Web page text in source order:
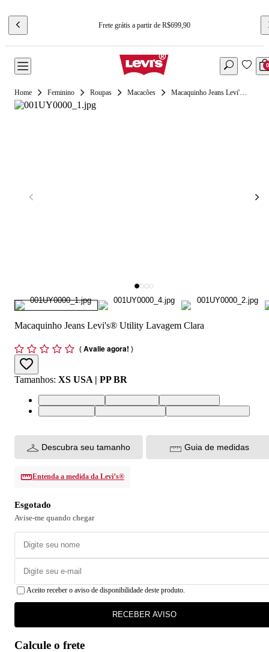
Frete grátis a partir de R$699,90
0
Feminino Roupas Macacões Macaquinho Jeans Levi's® Utility Lavagem Clara
Macaquinho Jeans Levi's® Utility Lavagem Clara
(Avalie agora! )
Tamanhos: XS USA | PP BR
XS USA | PP BRS USA | P BRM USA | M BR
L USA | G BRXL USA | GG BRXXL USA | EGG BR
Descubra seu tamanho Guia de medidas
Entenda a medida da Levi’s®
Esgotado
Avise-me quando chegar
Aceito receber o aviso de disponibilidade deste produto.
RECEBER AVISO
Calcule o frete